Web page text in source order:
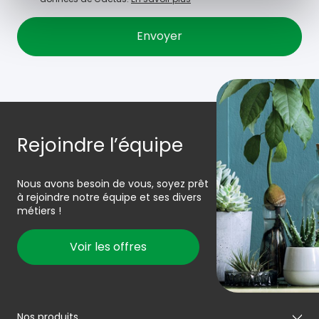
Rejoindre l’équipe
Nous avons besoin de vous, soyez prêt
à rejoindre notre équipe et ses divers
métiers !
Voir les offres